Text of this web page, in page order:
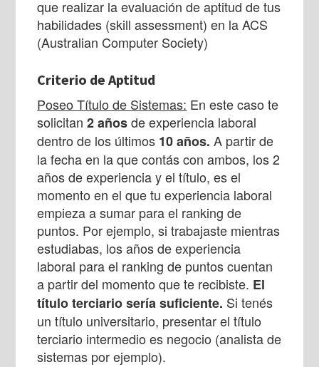
que realizar la evaluación de aptitud de tus
habilidades (skill assessment) en la ACS
(Australian Computer Society)
Criterio de Aptitud
Poseo Título de Sistemas: En este caso te
solicitan2 añosde experiencia laboral
dentro de los últimos 10 años. A partir de
la fecha en la que contás con ambos, los 2
años de experiencia y el título, es el
momento en el que tu experiencia laboral
empieza a sumar para el ranking de
puntos. Por ejemplo, si trabajaste mientras
estudiabas, los años de experiencia
laboral para el ranking de puntos cuentan
a partir del momento que te recibiste. El
título terciario sería suficiente. Si tenés
un título universitario, presentar el título
terciario intermedio es negocio (analista de
sistemas por ejemplo).